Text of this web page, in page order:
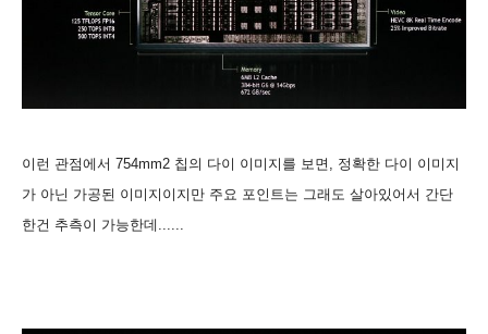
이런 관점에서 754mm2 칩의 다이 이미지를 보면, 정확한 다이 이미지
가 아닌 가공된 이미지이지만 주요 포인트는 그래도 살아있어서 간단
한건 추측이 가능한데......